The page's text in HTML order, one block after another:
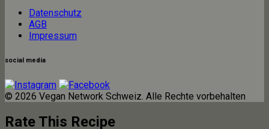
Datenschutz
AGB
Impressum
social media
© 2026 Vegan Network Schweiz. Alle Rechte vorbehalten
Rate This Recipe